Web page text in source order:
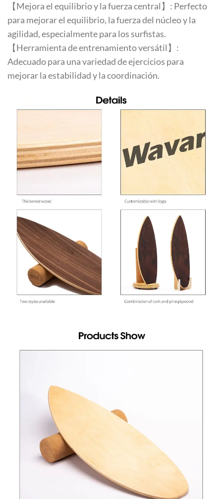
【Mejora el equilibrio y la fuerza central】: Perfecto
para mejorar el equilibrio, la fuerza del núcleo y la
agilidad, especialmente para los surfistas.
【Herramienta de entrenamiento versátil】:
Adecuado para una variedad de ejercicios para
mejorar la estabilidad y la coordinación.